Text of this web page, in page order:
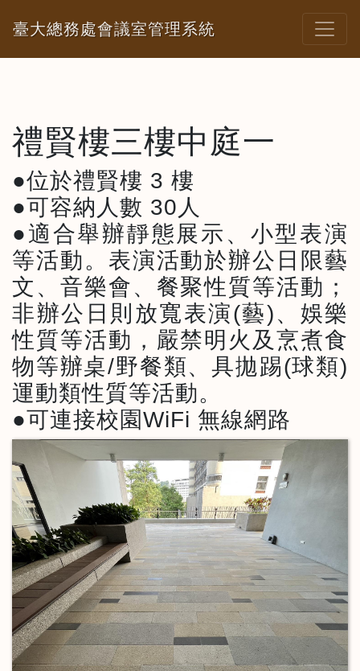
臺大總務處會議室管理系統
禮賢樓三樓中庭一
●位於禮賢樓 3 樓
●可容納人數 30人
●適合舉辦靜態展示、小型表演
等活動。表演活動於辦公日限藝
文、音樂會、餐聚性質等活動；
非辦公日則放寬表演(藝)、娛樂
性質等活動，嚴禁明火及烹煮食
物等辦桌/野餐類、具拋踢(球類)
運動類性質等活動。